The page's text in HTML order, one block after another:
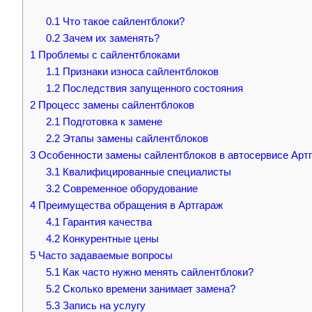
0.1 Что такое сайлентблоки?
0.2Зачем их заменять?
1 Проблемы с сайлентблоками
1.1 Признаки износа сайлентблоков
1.2Последствия запущенного состояния
2 Процесс замены сайлентблоков
2.1 Подготовка к замене
2.2Этапы замены сайлентблоков
3 Особенности замены сайлентблоков в автосервисе
3.1 Квалифицированные специалисты
3.2Современное оборудование
4 Преимущества обращения в Артгараж
4.1 Гарантия качества
4.2Конкурентные цены
5 Часто задаваемые вопросы
5.1 Как часто нужно менять сайлентблоки?
5.2Сколько времени занимает замена?
5.3Запись на услугу